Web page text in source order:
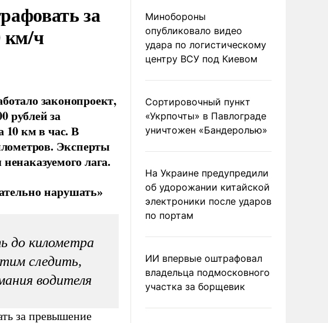
за
км/ч
законопроект,
рублей за
10 км в час. В
Эксперты
лага.
нарушать»
до километра
следить,
водителя
за превышение
Минобороны
опубликовало видео
удара по логистическому
центру ВСУ под Киевом
Сортировочный пункт
«Укрпочты» в Павлограде
уничтожен «Бандеролью»
На Украине предупредили
об удорожании китайской
электроники после ударов
по портам
ИИ впервые оштрафовал
владельца подмосковного
участка за борщевик